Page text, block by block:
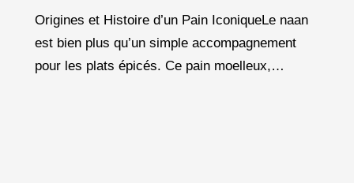
Origines et Histoire d’un Pain IconiqueLe naan
est bien plus qu’un simple accompagnement
pour les plats épicés. Ce pain moelleux,